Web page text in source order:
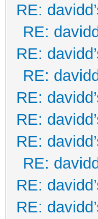
RE:
RE:
RE:
RE:
RE:
RE:
RE:
RE:
RE:
RE: